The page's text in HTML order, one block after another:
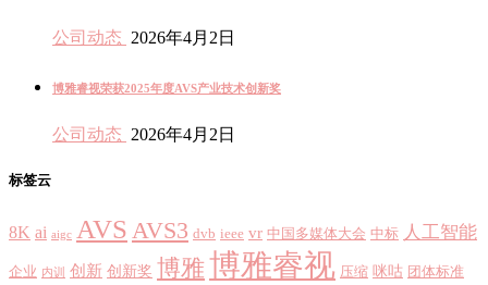
公司动态 2026年4月2日
博雅睿视荣获2025年度AVS产业技术创新奖
公司动态 2026年4月2日
标签云
8K ai aigc AVS AVS3 dvb ieee vr 中国多媒体大会 中标 人工智能
企业 内训 创新 创新奖 博雅博雅睿视 压缩 咪咕 团体标准